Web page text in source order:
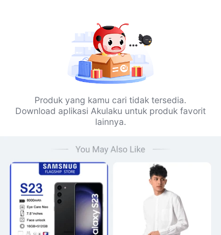
Produk yang kamu cari tidak tersedia.
Download aplikasi Akulaku untuk produk favorit
lainnya.